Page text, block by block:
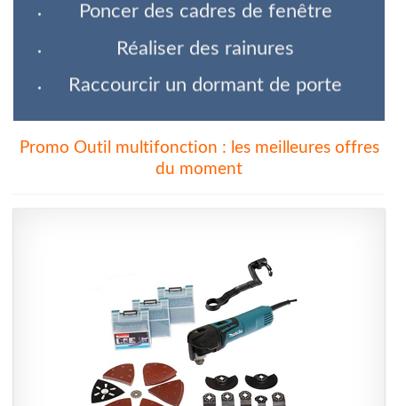
Poncer des cadres de fenêtre
Réaliser des rainures
Raccourcir un dormant de porte
Promo Outil multifonction : les meilleures offres
du moment